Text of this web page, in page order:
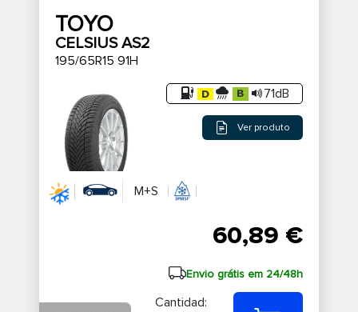
TOYO
CELSIUS AS2
195/65R15 91H
71dB
Ver produto
M+S
60,89 €
Envio grátis em 24/48h
Cantidad: